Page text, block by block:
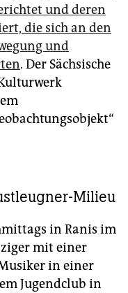
und deren
die sich an den
und
. Der Sächsische
Milieu
in Ranis im
mit einer
in einer
Jugendclub in